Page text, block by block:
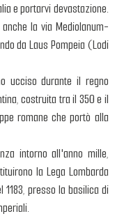
e portarvi devastazione.
la via Mediolanum-
da Laus Pompeia (Lodi
ucciso durante il regno
costruita tra il 350 e il
romane che portò alla
intorno all'anno mille,
la Lega Lombarda
presso la basilica di